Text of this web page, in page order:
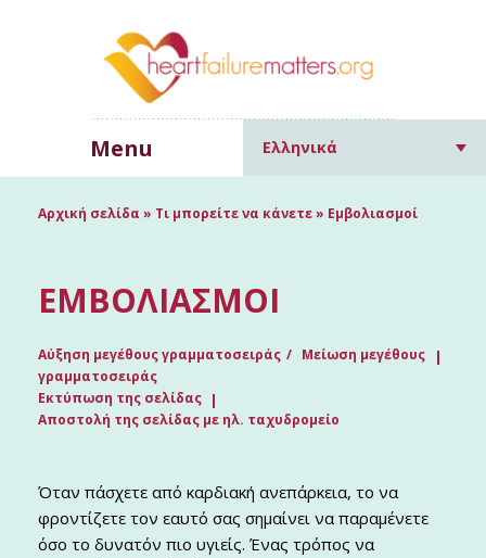
Menu Ελληνικά
Αρχική σελίδα » Τι μπορείτε να κάνετε» Εμβολιασμοί
ΕΜΒΟΛΙΑΣΜΟΊ
Αύξηση μεγέθους γραμματοσειράς
Μείωση μεγέθους
γραμματοσειράς
Εκτύπωση της σελίδας
Αποστολή της σελίδας με ηλ. ταχυδρομείο
Όταν πάσχετε από καρδιακή ανεπάρκεια, το να
φροντίζετε τον εαυτό σας σημαίνει να παραμένετε
όσο το δυνατόν πιο υγιείς. Ένας τρόπος να